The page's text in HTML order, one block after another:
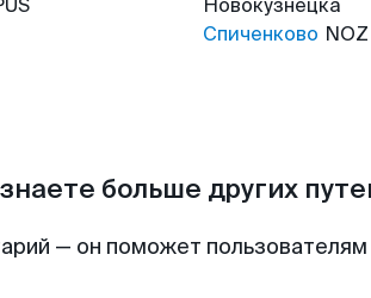
Новокузнецка
Спиченково NOZ
больше других
— он поможет